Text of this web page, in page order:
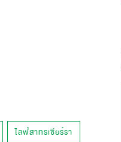
ไลฟ์สาทรเซียร์รา